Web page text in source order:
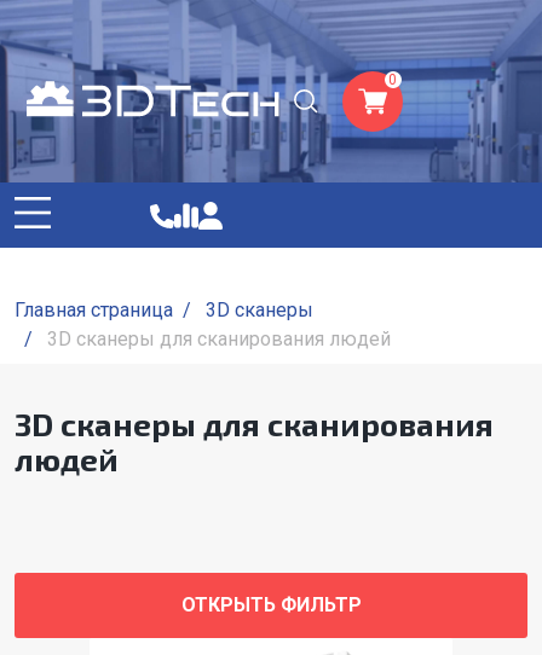
0
Главная страница /
3D сканеры
/
3D сканеры для сканирования людей
3D сканеры для сканирования
людей
ОТКРЫТЬ ФИЛЬТР